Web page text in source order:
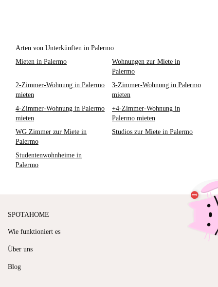
Arten von Unterkünften in Palermo
Mieten in Palermo
Wohnungen zur Miete in
Palermo
2-Zimmer-Wohnung in Palermo
mieten
3-Zimmer-Wohnung in Palermo
mieten
4-Zimmer-Wohnung in Palermo
mieten
+4-Zimmer-Wohnung in
Palermo mieten
WG Zimmer zur Miete in
Palermo
Studios zur Miete in Palermo
Studentenwohnheime in
Palermo
SPOTAHOME
Wie funktioniert es
Über uns
Blog